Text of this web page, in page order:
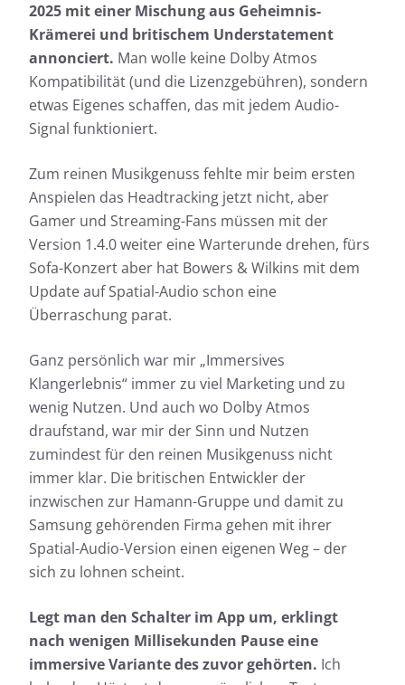
2025 mit einer Mischung aus Geheimnis-
Krämerei und britischem Understatement
annonciert. Man wolle keine Dolby Atmos
Kompatibilität (und die Lizenzgebühren), sondern
etwas Eigenes schaffen, das mit jedem Audio-
Signal funktioniert.
Zum reinen Musikgenuss fehlte mir beim ersten
Anspielen das Headtracking jetzt nicht, aber
Gamer und Streaming-Fans müssen mit der
Version 1.4.0 weiter eine Warterunde drehen, fürs
Sofa-Konzert aber hat Bowers & Wilkins mit dem
Update auf Spatial-Audio schon eine
Überraschung parat.
Ganz persönlich war mir „Immersives
Klangerlebnis“ immer zu viel Marketing und zu
wenig Nutzen. Und auch wo Dolby Atmos
draufstand, war mir der Sinn und Nutzen
zumindest für den reinen Musikgenuss nicht
immer klar. Die britischen Entwickler der
inzwischen zur Hamann-Gruppe und damit zu
Samsung gehörenden Firma gehen mit ihrer
Spatial-Audio-Version einen eigenen Weg – der
sich zu lohnen scheint.
Legt man den Schalter im App um, erklingt
nach wenigen Millisekunden Pause eine
immersive Variante des zuvor gehörten. Ich